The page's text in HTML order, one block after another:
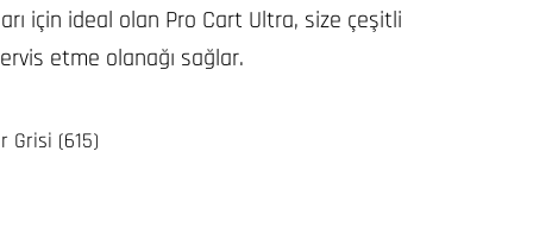
Grisi (615)
için ideal olan Pro Cart Ultra, size çeşitli
etme olanağı sağlar.